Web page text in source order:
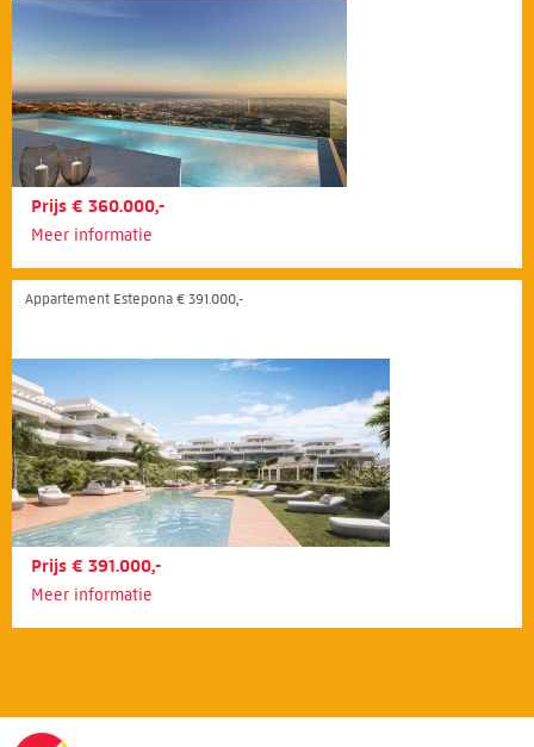
Prijs € 360.000,-
Meer informatie
Appartement Estepona € 391.000,-
Prijs € 391.000,-
Meer informatie